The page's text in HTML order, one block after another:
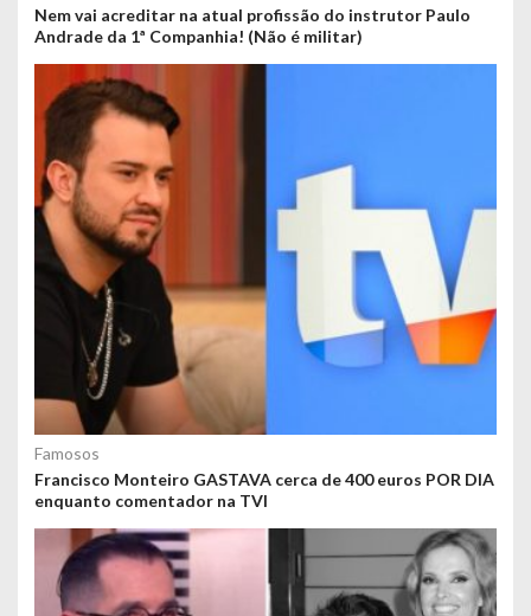
Nem vai acreditar na atual profissão do instrutor Paulo
Andrade da 1ª Companhia! (Não é militar)
Famosos
Francisco Monteiro GASTAVA cerca de 400 euros POR DIA
enquanto comentador na TVI